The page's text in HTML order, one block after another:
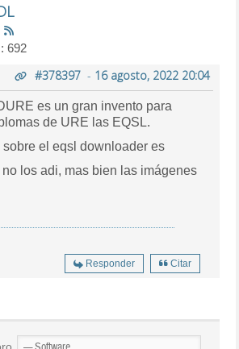
692
#378397- 16 agosto, 2022 20:04
es un gran invento para
de URE las EQSL.
sobre el eqsl downloader es
los adi, mas bien las imágenes
Responder Citar